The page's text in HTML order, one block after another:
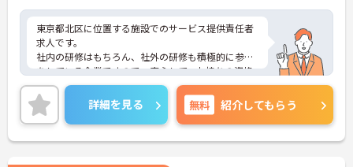
東京都北区に位置する施設でのサービス提供責任者
求人です。
社内の研修はもちろん、社外の研修も積極的に参加
をしている企業ですので、安心して、お持ちの資格
を活かしてご就業頂けます。
ご興味のある方はお気軽にお問い合わせ下さいま
せ。
詳細を見る 無料 紹介してもらう